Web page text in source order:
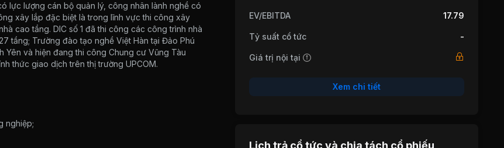
lực lượng cán bộ quản lý, công nhân lành nghề có
xây lắp đặc biệt là trong lĩnh vực thi công xây
cao tầng. DIC số 1 đã thi công các công trình nhà
tầng; Trường đào tạo nghề Việt Hàn tại Đảo Phú
Yên và hiện đang thi công Chung cư Vũng Tàu
thức giao dịch trên thị trường UPCOM.
nghiệp;
EV/EBITDA 17.79
Tỷ suất cổ tức -
Giá trị nội tại
Xem chi tiết
Lịch trả cổ tức và chia tách cổ phiếu